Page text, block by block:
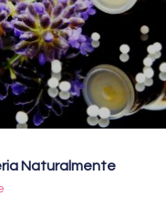
Naturalmente